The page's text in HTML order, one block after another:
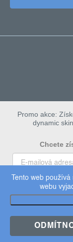
Tento web
webu
Copyright 2026
Užijte si 15%
Promo akce:
dynamic
Chcete